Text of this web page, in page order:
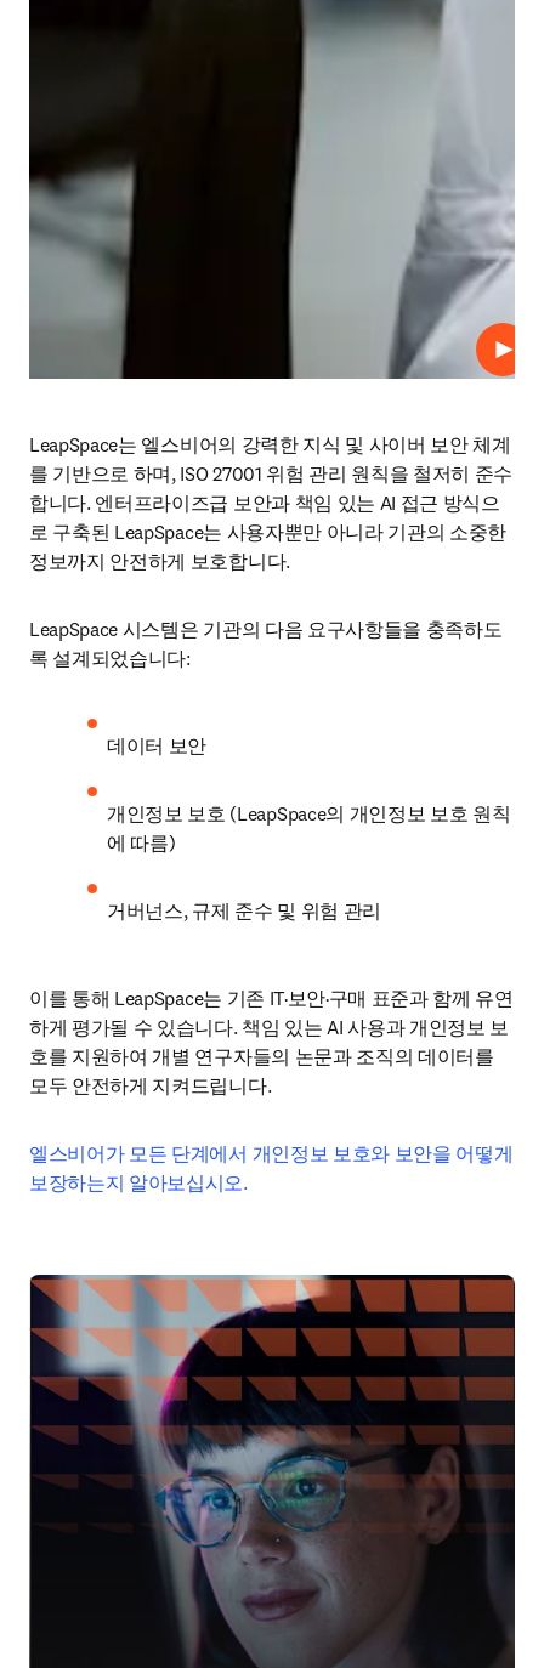
재생
LeapSpace는 엘스비어의 강력한 지식 및 사이버 보안 체계
를 기반으로 하며, ISO 27001 위험 관리 원칙을 철저히 준수
합니다. 엔터프라이즈급 보안과 책임 있는 AI 접근 방식으
로 구축된 LeapSpace는 사용자뿐만 아니라 기관의 소중한
정보까지 안전하게 보호합니다.
LeapSpace 시스템은 기관의 다음 요구사항들을 충족하도
록 설계되었습니다:
데이터 보안
개인정보 보호 (LeapSpace의 개인정보 보호 원칙
에 따름)
거버넌스, 규제 준수 및 위험 관리
이를 통해 LeapSpace는 기존 IT·보안·구매 표준과 함께 유연
하게 평가될 수 있습니다. 책임 있는 AI 사용과 개인정보 보
호를 지원하여 개별 연구자들의 논문과 조직의 데이터를
모두 안전하게 지켜드립니다.
엘스비어가 모든 단계에서 개인정보 보호와 보안을 어떻게
보장하는지 알아보십시오.